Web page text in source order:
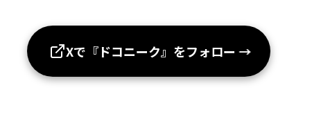
Xで『ドコニーク』をフォロー →